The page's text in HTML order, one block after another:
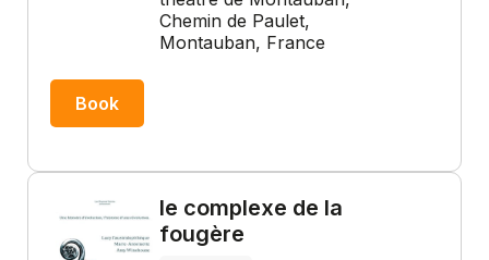
Chemin de Paulet,
Montauban, France
Book
le complexe de la
fougère